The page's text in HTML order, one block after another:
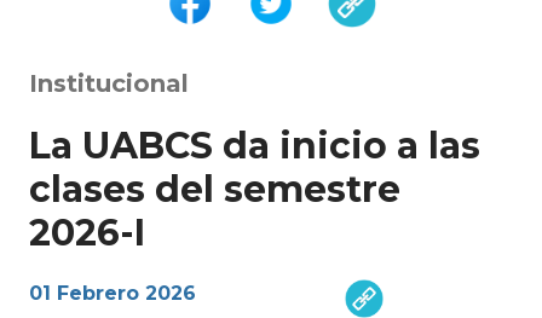
Institucional
La UABCS da inicio a las
clases del semestre
2026-I
01 Febrero 2026